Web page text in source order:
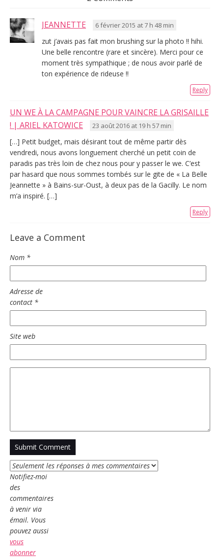
JEANNETTE 6 février 2015 at 7 h 48 min
zut j’avais pas fait mon brushing sur la photo !! hihi.
Une belle rencontre (rare et sincère). Merci pour ce
moment très sympathique ; de nous avoir parlé de
ton expérience de rideuse !!
Reply
UN WE À LA CAMPAGNE POUR VAINCRE LA GRISAILLE
! | ARIEL KATOWICE
23 août 2016 at 19 h 57 min
[…] Petit budget, mais désirant tout de même partir dès
vendredi, nous avons longuement cherché un petit coin de
paradis pas très loin de chez nous pour y passer le we. C’est
par hasard que nous sommes tombés sur le gite de « La Belle
Jeannette » à Bains-sur-Oust, à deux pas de la Gacilly. Le nom
m’a inspiré. […]
Reply
Leave a Comment
Nom *
Adresse de
contact *
Site web
Notifiez-moi
des
commentaires
à venir via
émail. Vous
pouvez aussi
vous
abonner